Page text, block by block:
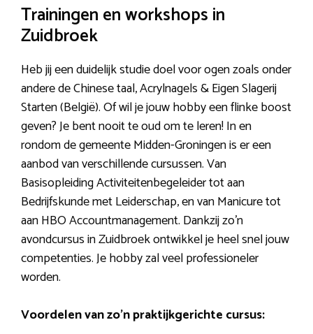
Trainingen en workshops in
Zuidbroek
Heb jij een duidelijk studie doel voor ogen zoals onder
andere de Chinese taal, Acrylnagels & Eigen Slagerij
Starten (België). Of wil je jouw hobby een flinke boost
geven? Je bent nooit te oud om te leren! In en
rondom de gemeente Midden-Groningen is er een
aanbod van verschillende cursussen. Van
Basisopleiding Activiteitenbegeleider tot aan
Bedrijfskunde met Leiderschap, en van Manicure tot
aan HBO Accountmanagement. Dankzij zo’n
avondcursus in Zuidbroek ontwikkel je heel snel jouw
competenties. Je hobby zal veel professioneler
worden.
Voordelen van zo’n praktijkgerichte cursus: